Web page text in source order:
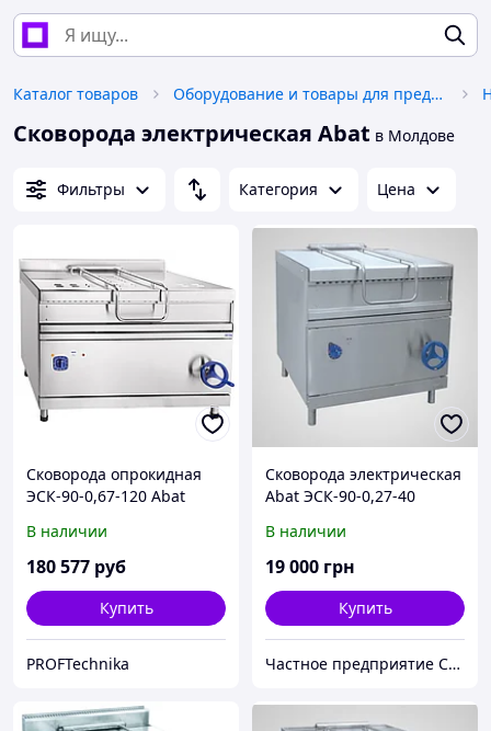
Каталог товаров Оборудование и товары для предоставления услуг
Сковорода электрическая Abat в Молдове
Фильтры Категория Цена
Сковорода опрокидная
ЭСК-90-0,67-120 Abat
В наличии
180 577 руб
Купить
PROFTechnika
Сковорода электрическая
Abat ЭСК-90-0,27-40
В наличии
19 000 грн
Купить
Частное предприятие София Мед